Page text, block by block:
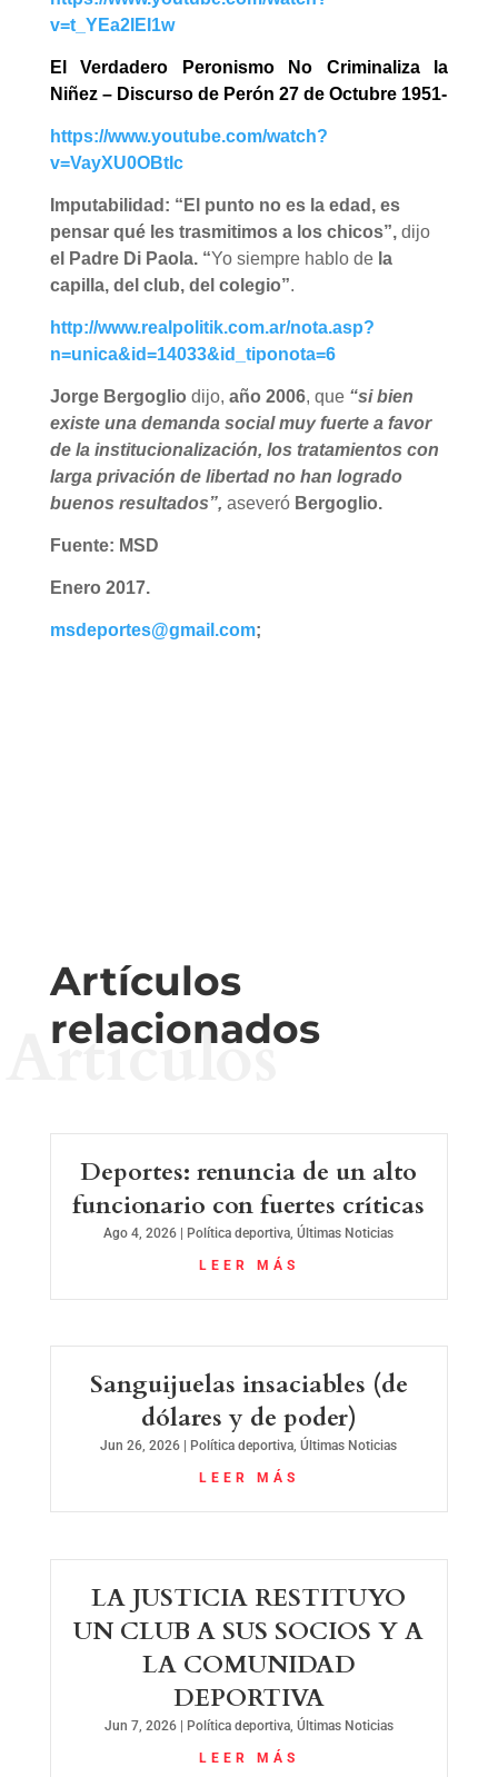
v=t_YEa2IEI1w
El Verdadero Peronismo No Criminaliza la
Niñez – Discurso de Perón 27 de Octubre 1951-
https://www.youtube.com/watch?
v=VayXU0OBtIc
Imputabilidad: “El punto no es la edad, es
pensar qué les trasmitimos a los chicos”, dijo
el Padre Di Paola. “Yo siempre hablo de la
capilla, del club, del colegio”.
http://www.realpolitik.com.ar/nota.asp?
n=unica&id=14033&id_tiponota=6
Jorge Bergoglio dijo, año 2006, que “si bien
existe una demanda social muy fuerte a favor
de la institucionalización, los tratamientos con
larga privación de libertad no han logrado
buenos resultados”, aseveró Bergoglio.
Fuente: MSD
Enero 2017.
msdeportes@gmail.com;
Artículos
relacionados
Artículos
Deportes: renuncia de un alto
funcionario con fuertes críticas
Ago 4, 2026 Política deportiva,Últimas Noticias
LEER MÁS
Sanguijuelas insaciables (de
dólares y de poder)
Jun 26, 2026 Política deportiva,Últimas Noticias
LEER MÁS
LA JUSTICIA RESTITUYO
UN CLUB A SUS SOCIOS Y A
LA COMUNIDAD
DEPORTIVA
Jun 7, 2026| Política deportiva, Últimas Noticias
LEER MÁS